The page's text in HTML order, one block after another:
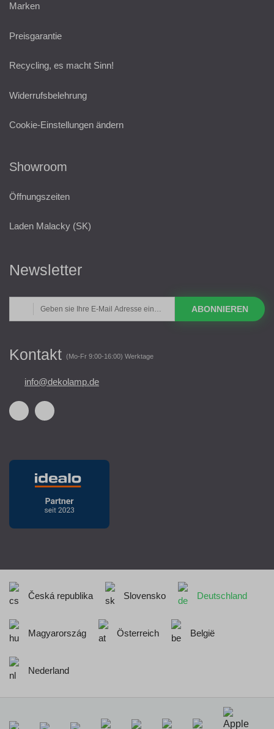
Marken
Preisgarantie
Recycling, es macht Sinn!
Widerrufsbelehrung
Cookie-Einstellungen ändern
Showroom
Öffnungszeiten
Laden Malacky (SK)
Newsletter
ABONNIEREN
Kontakt (Mo-Fr 9:00-16:00) Werktage
info@dekolamp.de
Česká republika Slovensko Deutschland
Magyarország Österreich België
Nederland